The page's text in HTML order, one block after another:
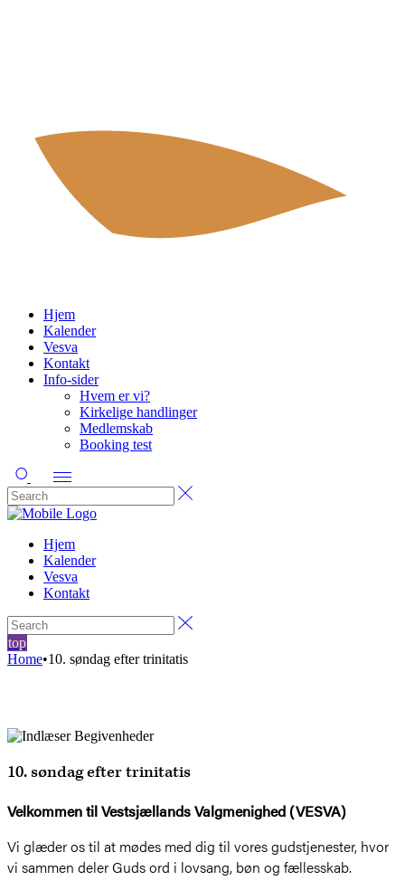
Hjem
Kalender
Vesva
Kontakt
Info-sider
Hvem er vi?
Kirkelige handlinger
Medlemskab
Booking test
Hjem
Kalender
Vesva
Kontakt
top
Home•10. søndag efter trinitatis
10. søndag efter trinitatis
Velkommen til Vestsjællands Valgmenighed (VESVA)
Vi glæder os til at mødes med dig til vores gudstjenester, hvor
vi sammen deler Guds ord i lovsang, bøn og fællesskab.